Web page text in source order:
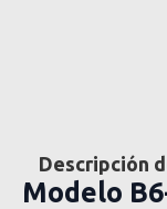
Descripción
Modelo